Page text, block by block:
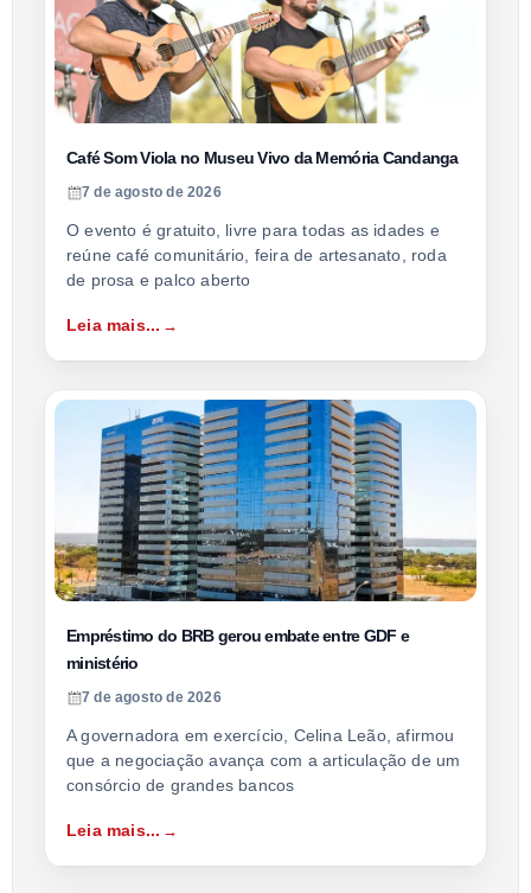
Café Som Viola no Museu Vivo da Memória Candanga
7 de agosto de 2026
O evento é gratuito, livre para todas as idades e
reúne café comunitário, feira de artesanato, roda
de prosa e palco aberto
Leia mais...
Empréstimo do BRB gerou embate entre GDF e
ministério
7 de agosto de 2026
A governadora em exercício, Celina Leão, afirmou
que a negociação avança com a articulação de um
consórcio de grandes bancos
Leia mais...